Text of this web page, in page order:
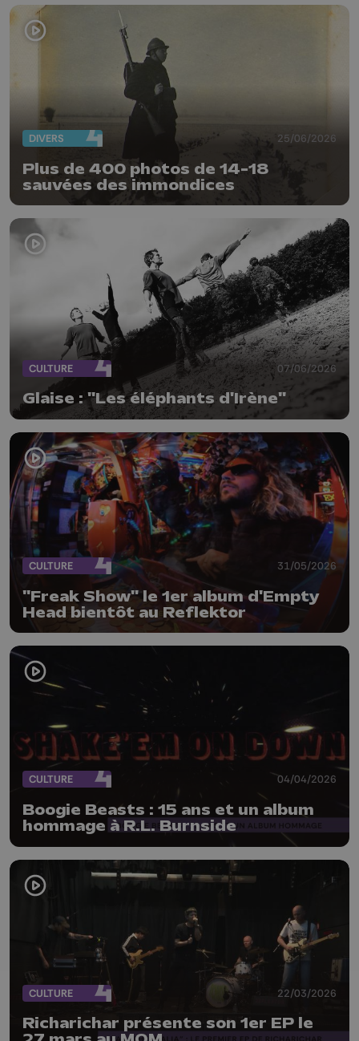
DIVERS 25/06/2026
Plus de 400 photos de 14-18
sauvées des immondices
CULTURE 07/06/2026
Glaise : "Les éléphants d'Irène"
CULTURE 31/05/2026
"Freak Show" le 1er album d'Empty
Head bientôt au Reflektor
CULTURE 04/04/2026
Boogie Beasts : 15 ans et un album
hommage à R.L. Burnside
CULTURE 22/03/2026
Richarichar présente son 1er EP le